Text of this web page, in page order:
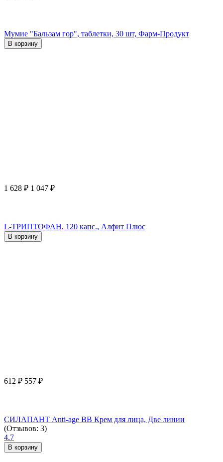
Мумие "Бальзам гор", таблетки, 30 шт, Фарм-Продукт
В корзину
1 628 ₽ 1 047 ₽
L-ТРИПТОФАН, 120 капс., Алфит Плюс
В корзину
612 ₽ 557 ₽
СИЛАПАНТ Anti-age ВВ Крем для лица, Две линии
(Отзывов: 3)
4.7
В корзину